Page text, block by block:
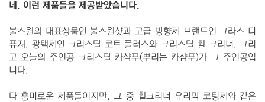
네. 이런 제품들을 제공받았습니다.
불스원의 대표상품인 불스원샷과 고급 방향제 브랜드인 그라스 디
퓨져. 광택제인 크리스탈 코트 플러스와 크리스탈 휠 크리너. 그리
고 오늘의 주인공 크리스탈 카샴푸(뿌리는 카샴푸)가 그 주인공입
니다.
다 흥미로운 제품들이지만, 그 중 휠크리너 유리막 코팅제와 같은